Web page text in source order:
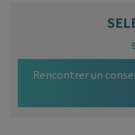
Rencontrer un